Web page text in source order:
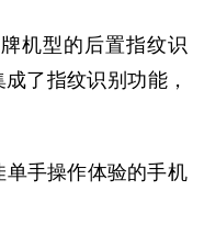
机型的后置指纹识
了指纹识别功能，